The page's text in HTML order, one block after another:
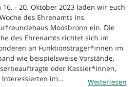
16. - 20. Oktober 2023 laden wir euch
des Ehrenamts ins
Moosbronn ein. Die
des Ehrenamts richtet sich im
an Funktionsträger*innen im
wie beispielsweise Vorstände,
oder Kassier*innen,
im...
Weiterlesen